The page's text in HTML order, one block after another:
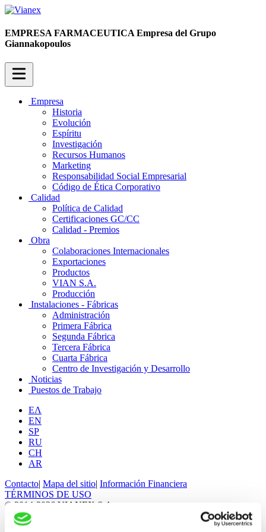
EMPRESA FARMACEUTICA Empresa del Grupo
Giannakopoulos
Empresa
Historia
Evolución
Espíritu
Investigación
Recursos Humanos
Marketing
Responsabilidad Social Empresarial
Código de Ética Corporativo
Calidad
Política de Calidad
Certificaciones GC/CC
Calidad - Premios
Obra
Colaboraciones Internacionales
Exportaciones
Productos
VIAN S.A.
Producción
Instalaciones - Fábricas
Administración
Primera Fábrica
Segunda Fábrica
Tercera Fábrica
Cuarta Fábrica
Centro de Investigación y Desarrollo
Noticias
Puestos de Trabajo
ΕΛ
EN
SP
RU
CH
AR
Contacto| Mapa del sitio| Información Financiera
TÉRMINOS DE USO
© 2014-2026 VIANEX S.A.
Designed © Developed by Clickhouse